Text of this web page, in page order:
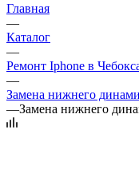
Главная
—
Каталог
—
Ремонт Iphone в
—
Замена нижнего
—Замена нижнего